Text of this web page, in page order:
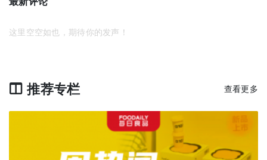
这里空空如也，期待你的发声！
推荐专栏 查看更多